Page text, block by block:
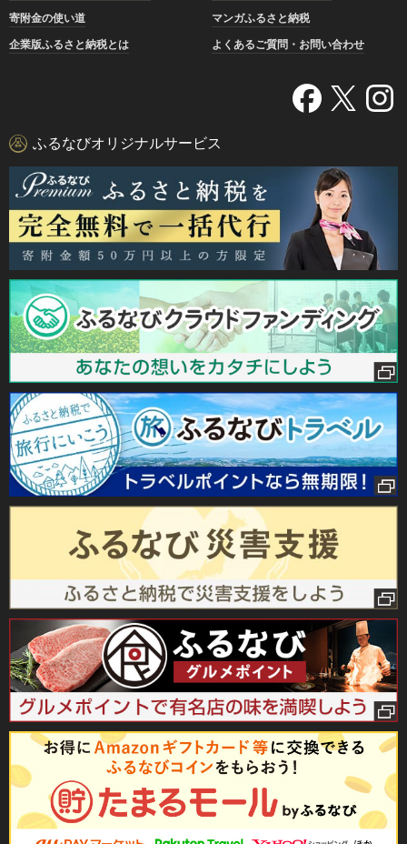
寄附金の使い道
マンガふるさと納税
企業版ふるさと納税とは
よくあるご質問・お問い合わせ
ふるなびオリジナルサービス